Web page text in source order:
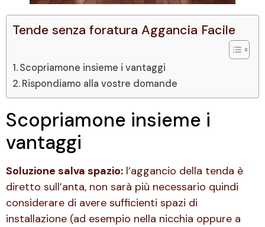
Tende senza foratura Aggancia Facile
Scopriamone insieme i vantaggi
Rispondiamo alla vostre domande
Scopriamone insieme i
vantaggi
Soluzione salva spazio: l’aggancio della tenda è
diretto sull’anta, non sarà più necessario quindi
considerare di avere sufficienti spazi di
installazione (ad esempio nella nicchia oppure a